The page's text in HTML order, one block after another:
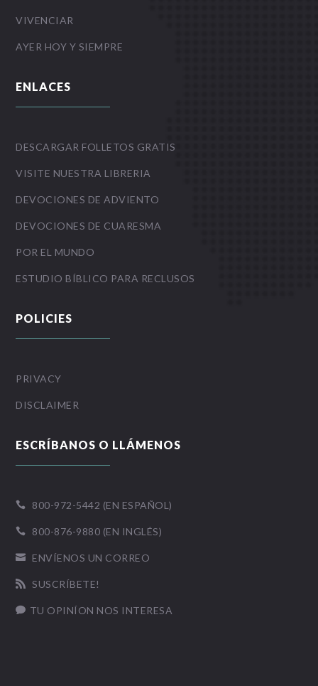
VIVENCIAR
AYER HOY Y SIEMPRE
ENLACES
DESCARGAR FOLLETOS GRATIS
VISITE NUESTRA LIBRERIA
DEVOCIONES DE ADVIENTO
DEVOCIONES DE CUARESMA
POR EL MUNDO
ESTUDIO BÍBLICO PARA RECLUSOS
POLICIES
PRIVACY
DISCLAIMER
ESCRÍBANOS O LLÁMENOS
 800-972-5442 (EN ESPAÑOL)
 800-876-9880 (EN INGLÉS)
 ENVÍENOS UN CORREO
 SUSCRÍBETE!
 TU OPINÍON NOS INTERESA